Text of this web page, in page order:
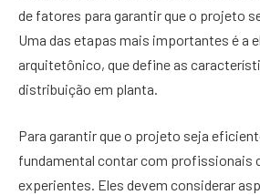
de fatores para garantir que o projeto
Uma das etapas mais importantes é a
arquitetônico, que define as
distribuição em planta.
Para garantir que o projeto seja
fundamental contar com profissionais
experientes. Eles devem considerar